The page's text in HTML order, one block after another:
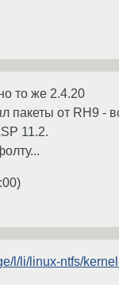
то же 2.4.20
пакеты от RH9 -
11.2.
)
l/li/linux-ntfs/